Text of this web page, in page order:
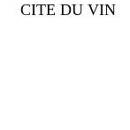
CITE DU VIN